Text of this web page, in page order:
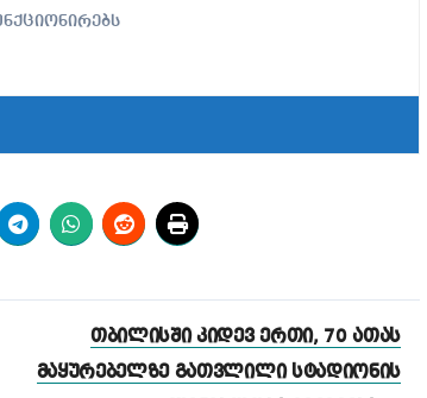
თბილისში კიდევ ერთი, 70 ათას
მაყურებელზე გათვლილი სტადიონის